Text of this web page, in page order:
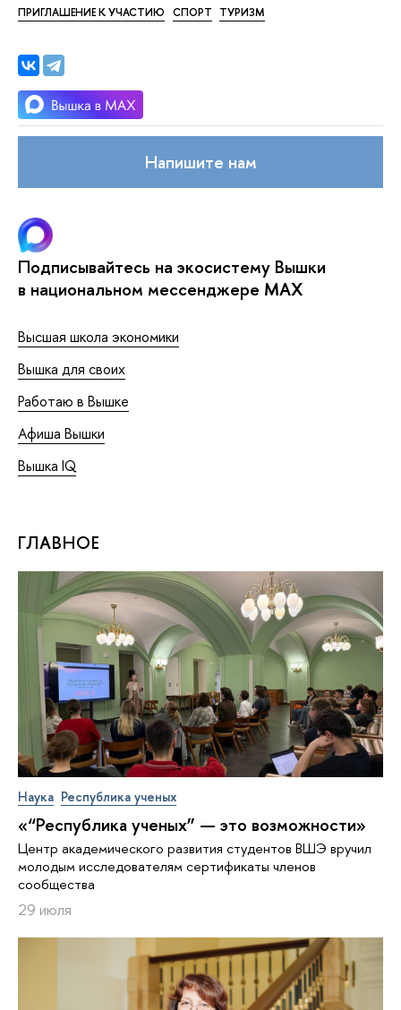
ПРИГЛАШЕНИЕ К УЧАСТИЮ
СПОРТ ТУРИЗМ
Напишите нам
Подписывайтесь на экосистему Вышки
в национальном мессенджере MAX
Высшая школа экономики
Вышка для своих
Работаю в Вышке
Афиша Вышки
Вышка IQ
ГЛАВНОЕ
Наука Республика ученых
«“Республика ученых” — это возможности»
Центр академического развития студентов ВШЭ вручил
молодым исследователям сертификаты членов
сообщества
29 июля